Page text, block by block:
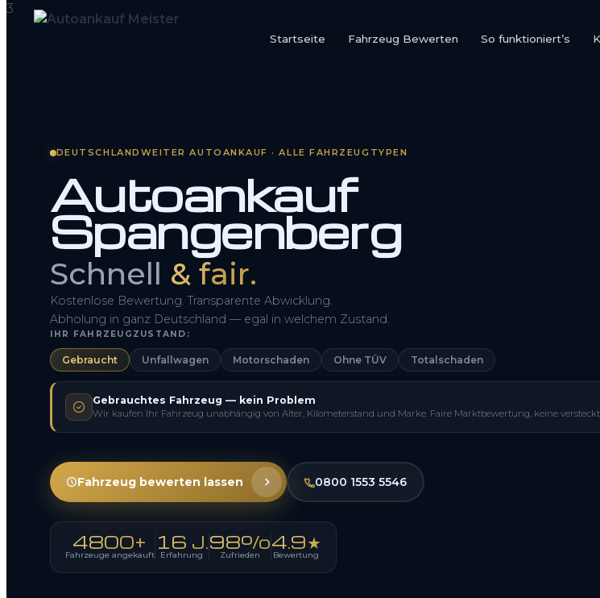
Startseite Fahrzeug Bewerten So funktioniert’s
Kontakt
DEUTSCHLANDWEITER AUTOANKAUF · ALLE FAHRZEUGTYPEN
Autoankauf
Spangenberg
Schnell & fair.
Kostenlose Bewertung. Transparente Abwicklung.
Abholung in ganz Deutschland — egal in welchem Zustand.
IHR FAHRZEUGZUSTAND:
Gebraucht Unfallwagen Motorschaden Ohne TÜV Totalschaden
Gebrauchtes Fahrzeug — kein Problem
Wir kaufen Ihr Fahrzeug unabhängig von Alter, Kilometerstand und Marke. Faire Marktbewertung, keine
Fahrzeug bewerten lassen 0800 1553 5546
4800+
Fahrzeuge angekauft
16 J.
Erfahrung
98%
Zufrieden
4.9★
Bewertung